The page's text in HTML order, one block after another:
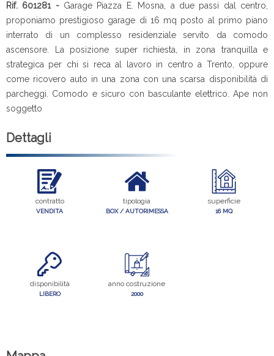
Rif. 601281 - Garage Piazza E. Mosna, a due passi dal centro,
proponiamo prestigioso garage di 16 mq posto al primo piano
interrato di un complesso residenziale servito da comodo
ascensore. La posizione super richiesta, in zona tranquilla e
strategica per chi si reca al lavoro in centro a Trento, oppure
come ricovero auto in una zona con una scarsa disponibilità di
parcheggi. Comodo e sicuro con basculante elettrico. Ape non
soggetto
Dettagli
contratto
VENDITA
tipologia
BOX / AUTORIMESSA
superficie
16 MQ
disponibilità
LIBERO
anno costruzione
2000